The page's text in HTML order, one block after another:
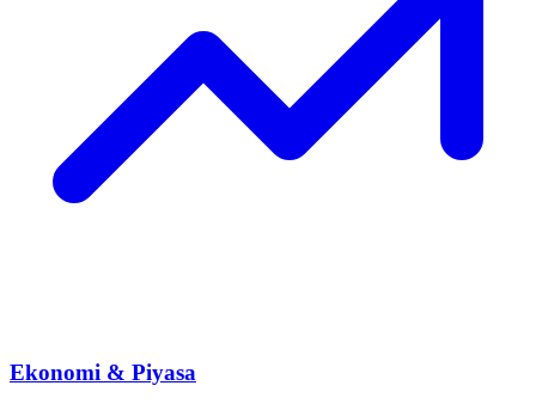
Ekonomi & Piyasa